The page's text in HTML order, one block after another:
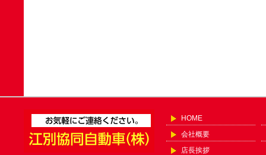
HOME
会社概要
店長挨拶